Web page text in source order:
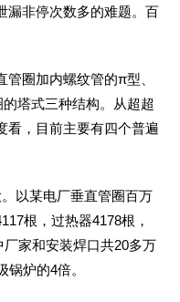
漏非停次数多的难题。百
圈加内螺纹管的π型、
塔式三种结构。从超超
看，目前主要有四个普遍
以某电厂垂直管圈百万
根，过热器4178根，
家和安装焊口共20多万
炉的4倍。